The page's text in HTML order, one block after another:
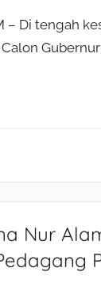
– Di tengah
Gubernur
Nur